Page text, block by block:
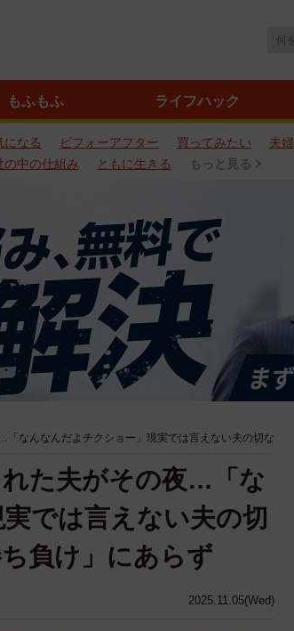
もふもふ ライフハック
になる ビフォーアフター 買ってみたい 夫婦
の中の仕組み ともに生きる もっと見る
なんなんだよチクショー」現実では言えない夫の切な
2025.11.05(Wed)
た夫がその夜…「な
では言えない夫の切
負け」にあらず